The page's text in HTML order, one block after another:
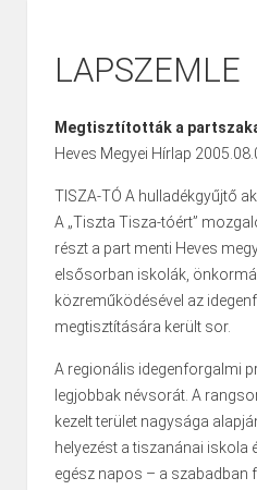
LAPSZEMLE
Megtisztították a
Heves Megyei Hírlap
TISZA-TÓ A hulladékgyűjtő
A „Tiszta Tisza-tóért”
részt a part menti Heves
elsősorban iskolák,
közreműködésével az
megtisztítására került sor.
A regionális idegenforgalmi
legjobbak névsorát. A
kezelt terület nagysága
helyezést a tiszanánai iskola
egész napos – a szabadban